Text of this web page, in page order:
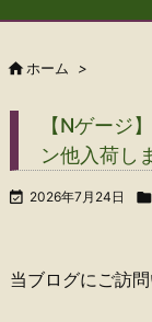
 ホーム >
【Nゲージ
ン他入荷し
 2026年7月24日 
当ブログにご訪